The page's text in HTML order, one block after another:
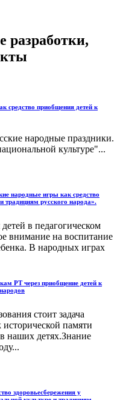
разработки,
средство приобщения детей к
народные праздники.
культуре"...
народные игры как средство
традициям русского народа».
в педагогическом
внимание на воспитание
В народных играх
РТ через приобщение детей к
стоит задача
памяти
наших детях.Знание
здоровьесбережения у